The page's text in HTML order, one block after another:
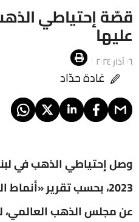
قصّة إحتياطي
عليها
٠٦ آذار ٢٠٢٤
غادة حدّاد
2023، بحسب تقرير